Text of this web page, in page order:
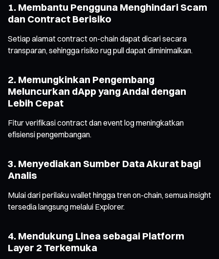
1. Membantu Pengguna Menghindari Scam
dan Contract Berisiko
Setiap alamat contract on-chain dapat dicari secara
transparan, sehingga risiko rug pull dapat diminimalkan.
2. Memungkinkan Pengembang
Meluncurkan dApp yang Andal dengan
Lebih Cepat
Fitur verifikasi contract dan event log meningkatkan
efisiensi pengembangan.
3. Menyediakan Sumber Data Akurat bagi
Analis
Mulai dari perilaku wallet hingga tren on-chain, semua insight
tersedia langsung melalui Explorer.
4. Mendukung Linea sebagai Platform
Layer 2 Terkemuka